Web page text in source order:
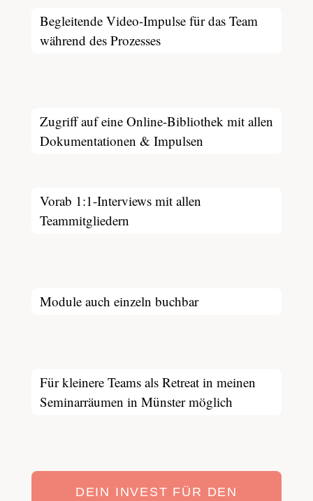
Begleitende Video-Impulse für das Team
während des Prozesses
Zugriff auf eine Online-Bibliothek mit allen
Dokumentationen & Impulsen
Vorab 1:1-Interviews mit allen
Teammitgliedern
Module auch einzeln buchbar
Für kleinere Teams als Retreat in meinen
Seminarräumen in Münster möglich
DEIN INVEST FÜR DEN